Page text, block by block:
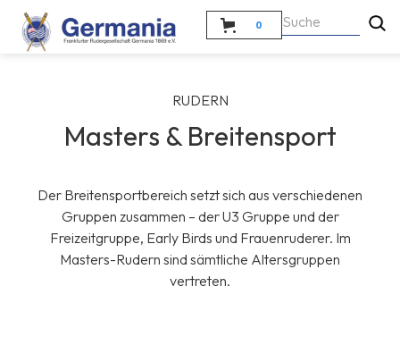
0
RUDERN
Masters & Breitensport
Der Breitensportbereich setzt sich aus verschiedenen
Gruppen zusammen – der U3 Gruppe und der
Freizeitgruppe, Early Birds und Frauenruderer. Im
Masters-Rudern sind sämtliche Altersgruppen
vertreten.